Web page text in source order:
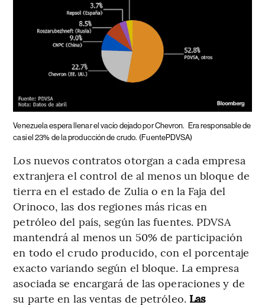
Venezuela espera llenar el vacío dejado por Chevron. Era responsable de
casi el 23% de la producción de crudo. (FuentePDVSA)
Los nuevos contratos otorgan a cada empresa
extranjera el control de al menos un bloque de
tierra en el estado de Zulia o en la Faja del
Orinoco, las dos regiones más ricas en
petróleo del país, según las fuentes. PDVSA
mantendrá al menos un 50% de participación
en todo el crudo producido, con el porcentaje
exacto variando según el bloque. La empresa
asociada se encargará de las operaciones y de
su parte en las ventas de petróleo. Las